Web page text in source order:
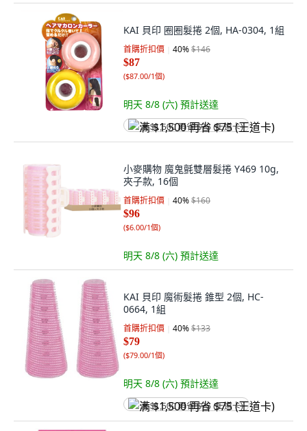
KAI 貝印 圈圈髮捲 2個, HA-0304, 1組
首購折扣價 40%$146
$87
($87.00/1個)
明天 8/8 (六) 預計送達
满 $1,500 再省 $75 (王道卡)
小麥購物 魔鬼氈雙層髮捲 Y469 10g,
夾子款, 16個
首購折扣價 40%$160
$96
($6.00/1個)
明天 8/8 (六) 預計送達
KAI 貝印 魔術髮捲 錐型 2個, HC-
0664, 1組
首購折扣價 40%$133
$79
($79.00/1個)
明天 8/8 (六) 預計送達
满 $1,500 再省 $75 (王道卡)